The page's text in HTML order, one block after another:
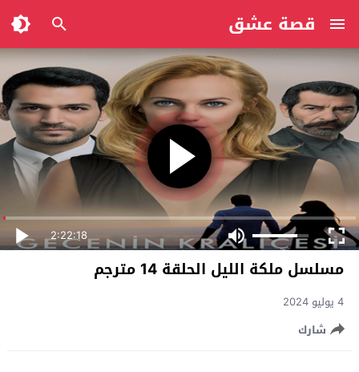
قصة عشق
2:22:18
مسلسل ملكة الليل الحلقة 14 مترجم
4 يوليو 2024
شارك